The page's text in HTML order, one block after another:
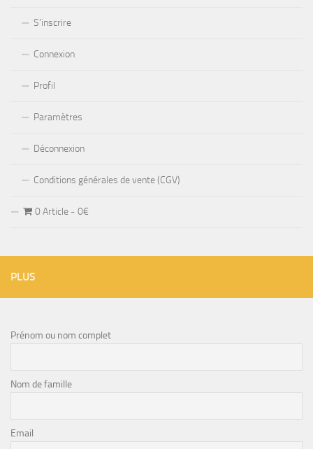
S’inscrire
Connexion
Profil
Paramètres
Déconnexion
Conditions générales de vente (CGV)
0 Article 0€
PLUS
Prénom ou nom complet
Nom de famille
Email